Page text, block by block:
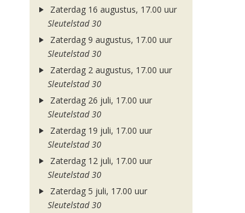
Zaterdag 16 augustus, 17.00 uur
Sleutelstad 30
Zaterdag 9 augustus, 17.00 uur
Sleutelstad 30
Zaterdag 2 augustus, 17.00 uur
Sleutelstad 30
Zaterdag 26 juli, 17.00 uur
Sleutelstad 30
Zaterdag 19 juli, 17.00 uur
Sleutelstad 30
Zaterdag 12 juli, 17.00 uur
Sleutelstad 30
Zaterdag 5 juli, 17.00 uur
Sleutelstad 30